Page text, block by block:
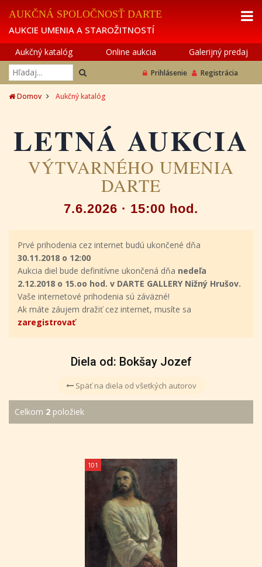
AUKČNÁ SPOLOČNOSŤ DARTE
AUKCIE UMENIA A STAROŽITNOSTÍ
Aukčný katalóg Online aukcia Galerijný predaj
Prihlásenie Registrácia
Domov Aukčný katalóg
LETNÁ AUKCIA
VÝTVARNÉHO UMENIA
DARTE
7.6.2026 · 15:00 hod.
Prvé prihodenia cez internet budú ukončené dňa
30.11.2018 o 12:00
Aukcia diel bude definitívne ukončená dňa nedeľa
2.12.2018 o 15.oo hod. v DARTE GALLERY Nižný Hrušov.
Vaše internetové prihodenia sú záväzné!
Ak máte záujem dražiť cez internet, musíte sa
zaregistrovať
Diela od: Bokšay Jozef
Späť na diela od všetkých autorov
Celkom 2 položiek
101